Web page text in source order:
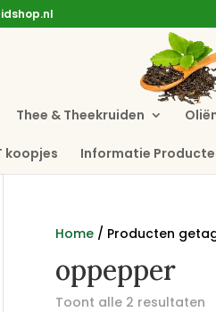
Thee & Theekruiden
koopjes Informatie
Home/ Producten
oppepper
Toont alle 2 resultaten